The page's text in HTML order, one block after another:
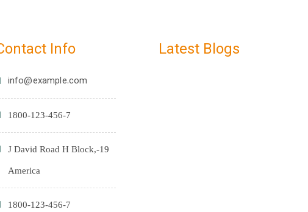
Latest Blogs
Info
info@example.com
1800-123-456-7
19-J David Road H Block,
America
1800-123-456-7